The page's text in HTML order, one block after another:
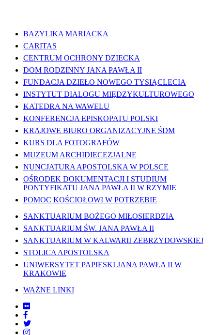
BAZYLIKA MARIACKA
CARITAS
CENTRUM OCHRONY DZIECKA
DOM RODZINNY JANA PAWŁA II
FUNDACJA DZIEŁO NOWEGO TYSIĄCLECIA
INSTYTUT DIALOGU MIĘDZYKULTUROWEGO
KATEDRA NA WAWELU
KONFERENCJA EPISKOPATU POLSKI
KRAJOWE BIURO ORGANIZACYJNE ŚDM
KURS DLA FOTOGRAFÓW
MUZEUM ARCHIDIECEZJALNE
NUNCJATURA APOSTOLSKA W POLSCE
OŚRODEK DOKUMENTACJI I STUDIUM
PONTYFIKATU JANA PAWŁA II W RZYMIE
POMOC KOŚCIOŁOWI W POTRZEBIE
SANKTUARIUM BOŻEGO MIŁOSIERDZIA
SANKTUARIUM ŚW. JANA PAWŁA II
SANKTUARIUM W KALWARII ZEBRZYDOWSKIEJ
STOLICA APOSTOLSKA
UNIWERSYTET PAPIESKI JANA PAWŁA II W
KRAKOWIE
WAŻNE LINKI